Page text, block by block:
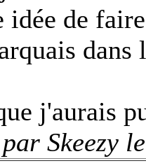
idée de
j'aurais
Skeezy